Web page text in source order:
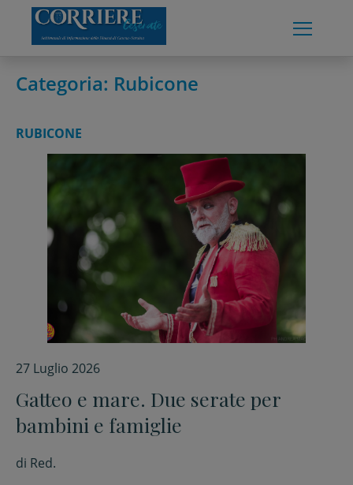
content
Categoria: Rubicone
RUBICONE
27 Luglio 2026
Gatteo e mare. Due serate per
bambini e famiglie
di Red.